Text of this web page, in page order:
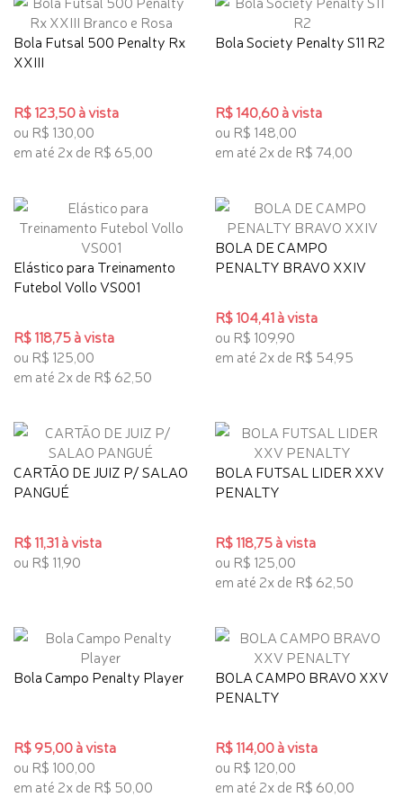
Bola Futsal 500 Penalty Rx
XXIII
R$ 123,50 à vista
ou R$ 130,00
em até 2x de R$ 65,00
Bola Society Penalty S11 R2
R$ 140,60 à vista
ou R$ 148,00
em até 2x de R$ 74,00
Elástico para Treinamento
Futebol Vollo VS001
R$ 118,75 à vista
ou R$ 125,00
em até 2x de R$ 62,50
BOLA DE CAMPO
PENALTY BRAVO XXIV
R$ 104,41 à vista
ou R$ 109,90
em até 2x de R$ 54,95
CARTÃO DE JUIZ P/ SALAO
PANGUÉ
R$ 11,31 à vista
ou R$ 11,90
BOLA FUTSAL LIDER XXV
PENALTY
R$ 118,75 à vista
ou R$ 125,00
em até 2x de R$ 62,50
Bola Campo Penalty Player
R$ 95,00 à vista
ou R$ 100,00
em até 2x de R$ 50,00
BOLA CAMPO BRAVO XXV
PENALTY
R$ 114,00 à vista
ou R$ 120,00
em até 2x de R$ 60,00